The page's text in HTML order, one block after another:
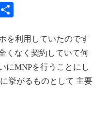
Copy
を利用していたのです
くなく契約していて何
にMNPを行うことにし
挙がるものとして 主要